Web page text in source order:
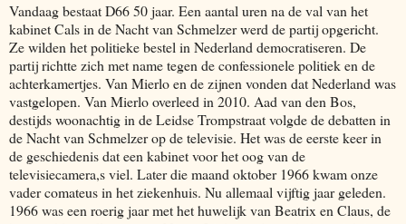
Vandaag bestaat D66 50 jaar. Een aantal uren na de val van het
kabinet Cals in de Nacht van Schmelzer werd de partij opgericht.
Ze wilden het politieke bestel in Nederland democratiseren. De
partij richtte zich met name tegen de confessionele politiek en de
achterkamertjes. Van Mierlo en de zijnen vonden dat Nederland was
vastgelopen. Van Mierlo overleed in 2010. Aad van den Bos,
destijds woonachtig in de Leidse Trompstraat volgde de debatten in
de Nacht van Schmelzer op de televisie. Het was de eerste keer in
de geschiedenis dat een kabinet voor het oog van de
televisiecamera,s viel. Later die maand oktober 1966 kwam onze
vader comateus in het ziekenhuis. Nu allemaal vijftig jaar geleden.
1966 was een roerig jaar met het huwelijk van Beatrix en Claus, de